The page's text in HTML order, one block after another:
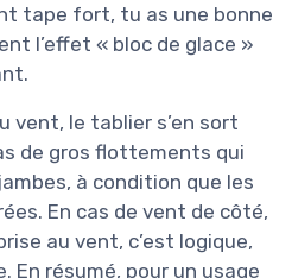
tape fort, tu as une bonne
l’effet « bloc de glace »
vent, le tablier s’en sort
de gros flottements qui
à condition que les
En cas de vent de côté,
au vent, c’est logique,
En résumé, pour un usage